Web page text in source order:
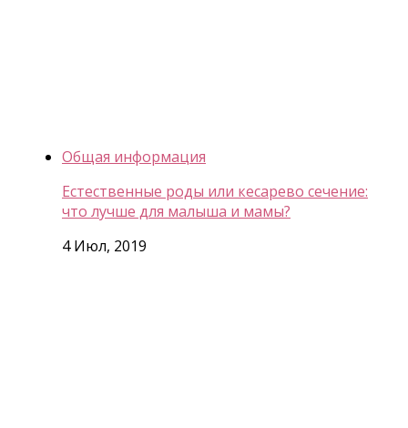
Общая информация
Естественные роды или кесарево сечение:
что лучше для малыша и мамы?
4 Июл, 2019